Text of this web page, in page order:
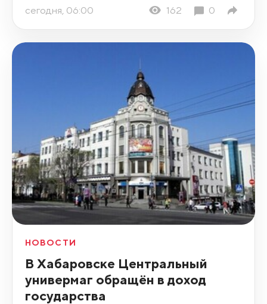
сегодня, 06:00 162 0
НОВОСТИ
В Хабаровске Центральный
универмаг обращён в доход
государства